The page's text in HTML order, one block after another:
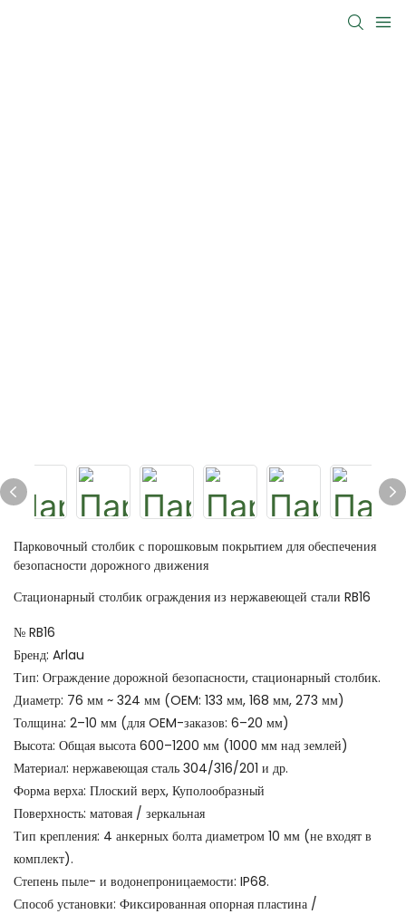
Парковочный столбик с порошковым покрытием для обеспечения
безопасности дорожного движения
Стационарный столбик ограждения из нержавеющей стали RB16
№ RB16
Бренд: Arlau
Тип: Ограждение дорожной безопасности, стационарный столбик.
Диаметр: 76 мм ~ 324 мм (OEM: 133 мм, 168 мм, 273 мм)
Толщина: 2–10 мм (для OEM-заказов: 6–20 мм)
Высота: Общая высота 600–1200 мм (1000 мм над землей)
Материал: нержавеющая сталь 304/316/201 и др.
Форма верха: Плоский верх, Куполообразный
Поверхность: матовая / зеркальная
Тип крепления: 4 анкерных болта диаметром 10 мм (не входят в
комплект).
Степень пыле- и водонепроницаемости: IP68.
Способ установки: Фиксированная опорная пластина /